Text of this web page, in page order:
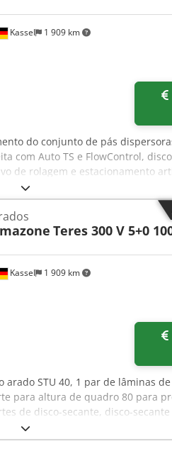
Kassel 1 909 km
do conjunto de pás
com Auto TS e FlowControl,
de rolagem e estacionamento
16 unidades EasyCheck.
Kassel 1 909 km
Teres 300 V 5+0
arado STU 40, 1 par de lâminas
para altura de quadro 80 para
de disco-secante, disco-
com Credot A Udyepfx Altsf